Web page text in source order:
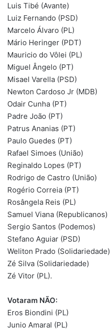
Luis Tibé (Avante)
Luiz Fernando (PSD)
Marcelo Álvaro (PL)
Mário Heringer (PDT)
Mauricio do Vôlei (PL)
Miguel Ângelo (PT)
Misael Varella (PSD)
Newton Cardoso Jr (MDB)
Odair Cunha (PT)
Padre João (PT)
Patrus Ananias (PT)
Paulo Guedes (PT)
Rafael Simoes (União)
Reginaldo Lopes (PT)
Rodrigo de Castro (União)
Rogério Correia (PT)
Rosângela Reis (PL)
Samuel Viana (Republicanos)
Sergio Santos (Podemos)
Stefano Aguiar (PSD)
Weliton Prado (Solidariedade)
Zé Silva (Solidariedade)
Zé Vitor (PL).
Votaram NÃO:
Eros Biondini (PL)
Junio Amaral (PL)